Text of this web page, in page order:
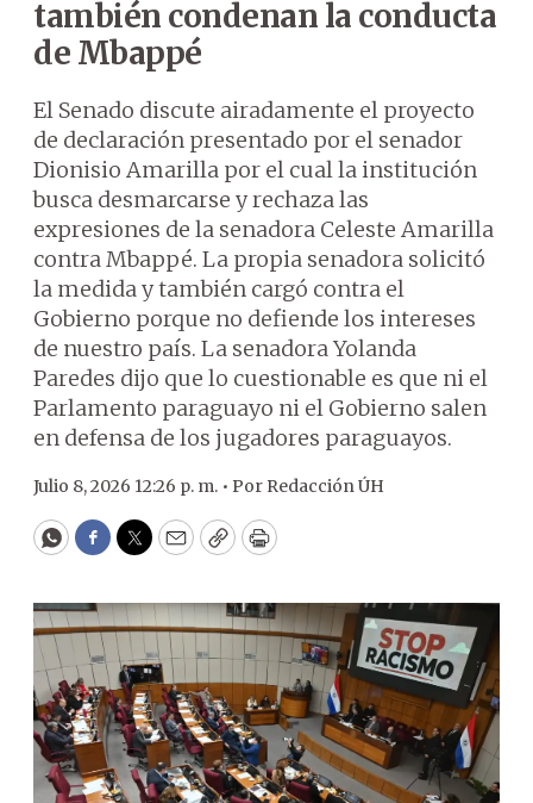
también condenan la conducta
de Mbappé
El Senado discute airadamente el proyecto
de declaración presentado por el senador
Dionisio Amarilla por el cual la institución
busca desmarcarse y rechaza las
expresiones de la senadora Celeste Amarilla
contra Mbappé. La propia senadora solicitó
la medida y también cargó contra el
Gobierno porque no defiende los intereses
de nuestro país. La senadora Yolanda
Paredes dijo que lo cuestionable es que ni el
Parlamento paraguayo ni el Gobierno salen
en defensa de los jugadores paraguayos.
Julio 8, 2026 12:26 p. m. • Por Redacción ÚH
WhatsApp
Facebook
Twitter
EmailCopyPrint